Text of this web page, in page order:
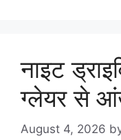
नाइट
ग्लेयर से
August 4, 2026